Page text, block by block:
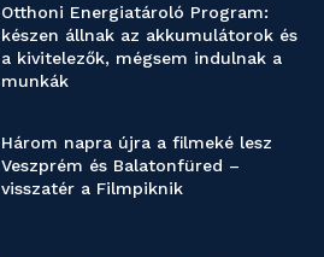
Otthoni Energiatároló Program:
készen állnak az akkumulátorok és
a kivitelezők, mégsem indulnak a
munkák
Három napra újra a filmeké lesz
Veszprém és Balatonfüred –
visszatér a Filmpiknik